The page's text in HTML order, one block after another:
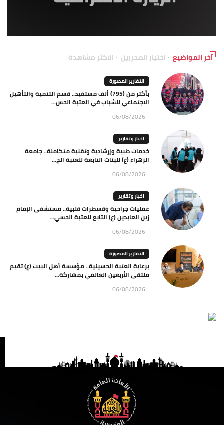
آخر المواضيع اختيار المحررين الاكثر مشاهدة
التقارير المصورة
بأكثر من (795) ألف مستفيد.. قسم التنمية والتأهيل
الاجتماعي للشباب في العتبة الحس...
06/08/2026
اخبار وتقارير
خدمات طبية وإرشادية وتقنية متكاملة.. جامعة
الزهراء (ع) للبنات التابعة للعتبة الح...
06/08/2026
اخبار وتقارير
عمليات جراحية وقسطرات قلبية.. مستشفى الإمام
زين العابدين (ع) التابع للعتبة الحسي...
06/08/2026
التقارير المصورة
برعاية العتبة الحسينية.. مؤسسة أهل البيت (ع) تقيم
ملتقى الأربعين العالمي بمشاركة...
06/08/2026